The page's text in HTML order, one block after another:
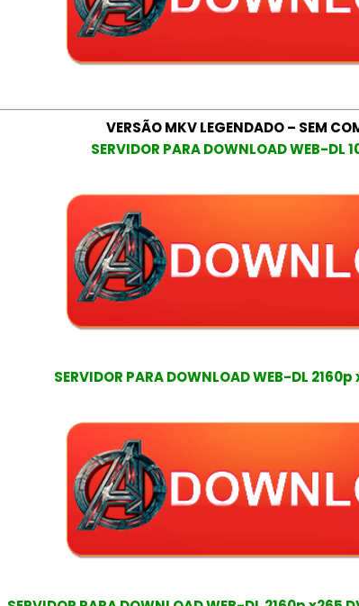
VERSÃO MKV LEGENDADO – SEM
SERVIDOR PARA DOWNLOAD WEB-DL
SERVIDOR PARA DOWNLOAD WEB-DL